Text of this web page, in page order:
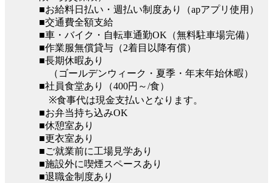
■お給料日払い・週払い制度あり（apアプリ使用）
■交通費全額支給
■車・バイク・自転車通勤OK（無料駐車場完備）
■作業服無償貸与（2着目以降有償）
■長期休暇あり
（ゴールデンウィーク・夏季・年末年始休暇）
■社員食堂あり（400円～/食）
※食事代は現金支払いとなります。
■お弁当持ち込みOK
■休憩室あり
■更衣室あり
■ご就業前に工場見学あり
■施設外に喫煙スペースあり
■退職金制度あり